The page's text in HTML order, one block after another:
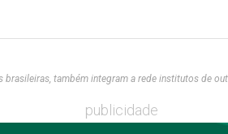
brasileiras, também integram a rede institutos de
publicidade